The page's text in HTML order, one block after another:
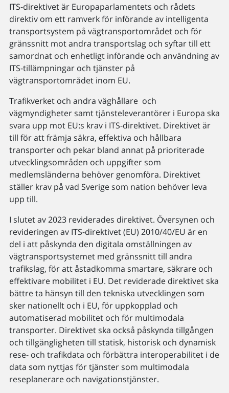
ITS-direktivet är Europaparlamentets och rådets
direktiv om ett ramverk för införande av intelligenta
transport­system på vägtransportområdet och för
gränssnitt mot andra transportslag och syftar till ett
samordnat och enhetligt införande och användning av
ITS-tillämpningar och tjänster på
vägtransportområdet inom EU.
Trafikverket och andra väghållare och
vägmyndigheter samt tjänsteleverantörer i Europa ska
svara upp mot EU:s krav i ITS-direktivet. Direktivet är
till för att främja säkra, effektiva och hållbara
transporter och pekar bland annat på prioriterade
utvecklingsområden och uppgifter som
medlemsländerna behöver genomföra. Direktivet
ställer krav på vad Sverige som nation behöver leva
upp till.
I slutet av 2023 reviderades direktivet. Översynen och
revideringen av ITS-direktivet (EU) 2010/40/EU är en
del i att påskynda den digitala omställningen av
vägtransportsystemet med gränssnitt till andra
trafikslag, för att åstadkomma smartare, säkrare och
effektivare mobilitet i EU. Det reviderade direktivet ska
bättre ta hänsyn till den tekniska utvecklingen som
sker nationellt och i EU, för uppkopplad och
automatiserad mobilitet och för multimodala
transporter. Direktivet ska också påskynda tillgången
och tillgängligheten till statisk, historisk och dynamisk
rese- och trafikdata och förbättra interoperabilitet i de
data som nyttjas för tjänster som multimodala
reseplanerare och navigationstjänster.